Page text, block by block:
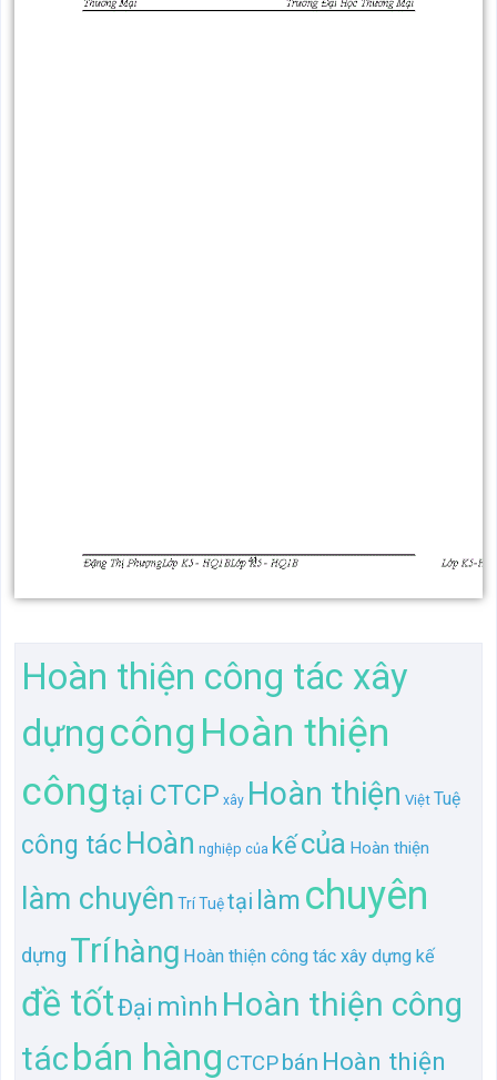
Hoàn thiện công tác xây
dựngcông Hoàn thiện
côngtại CTCP xây Hoàn thiện Việt Tuệ
công tác Hoàn nghiệp của kếcủa Hoàn thiện
làm chuyên Trí Tuệ tại làm chuyên
dựng Tríhàng Hoàn thiện công tác xây dựng kế
đề tốtĐại mình Hoàn thiện công
tácbán hàng CTCPbán Hoàn thiện